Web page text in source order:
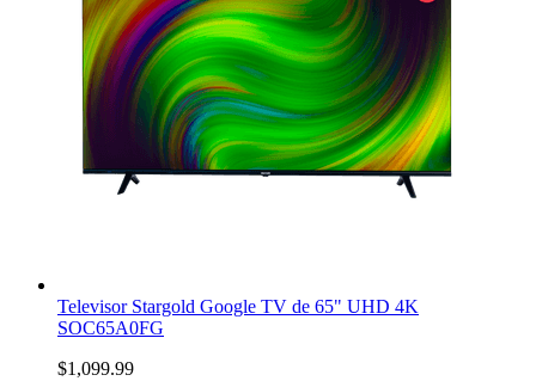
Televisor Stargold Google TV de 65" UHD 4K
SOC65A0FG
$1,099.99